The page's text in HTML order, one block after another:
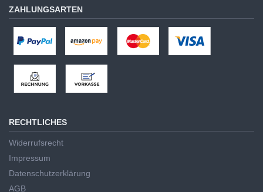
ZAHLUNGSARTEN
RECHTLICHES
Widerrufsrecht
Impressum
Datenschutzerklärung
AGB